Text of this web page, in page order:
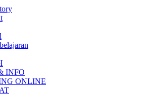
INFO
ONLINE